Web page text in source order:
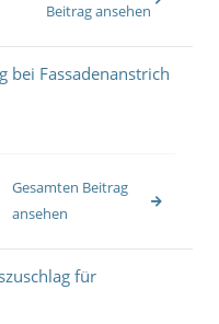
Beitrag ansehen
bei Fassadenanstrich
Gesamten Beitrag
ansehen
für